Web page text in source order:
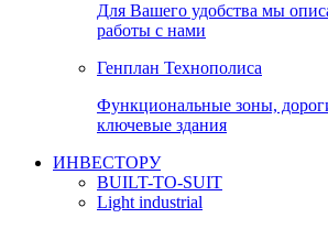
Для Вашего удобства мы
работы с нами
Генплан Технополиса
Функциональные зоны,
ключевые здания
ИНВЕСТОРУ
BUILT-TO-SUIT
Light industrial